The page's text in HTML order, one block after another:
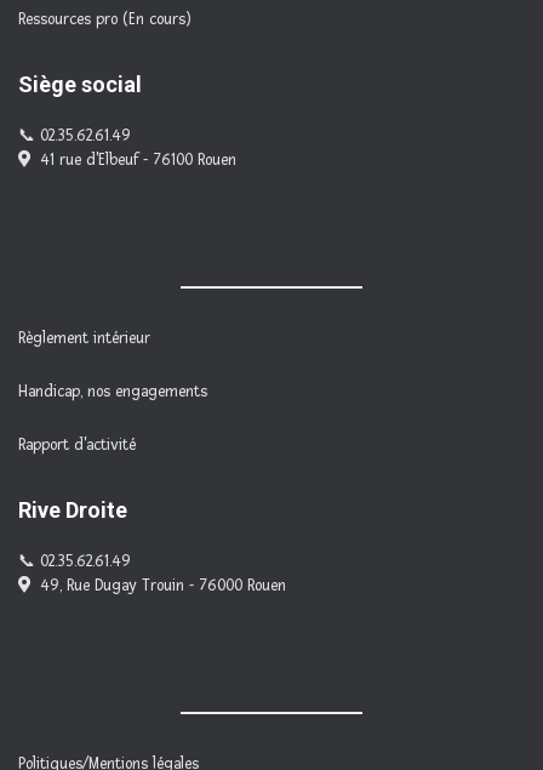
Ressources pro (En cours)
Siège social
02.35.62.61.49
41 rue d'Elbeuf - 76100 Rouen
Règlement intérieur
Handicap, nos engagements
Rapport d'activité
Rive Droite
02.35.62.61.49
49, Rue Dugay Trouin - 76000 Rouen
Politiques/Mentions légales